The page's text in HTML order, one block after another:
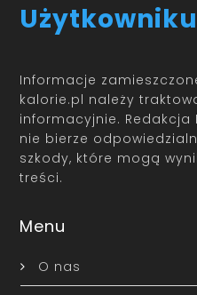
Informacje
kalorie.pl należy
informacyjnie.
nie bierze
szkody, które mogą
treści.
Menu
O nas